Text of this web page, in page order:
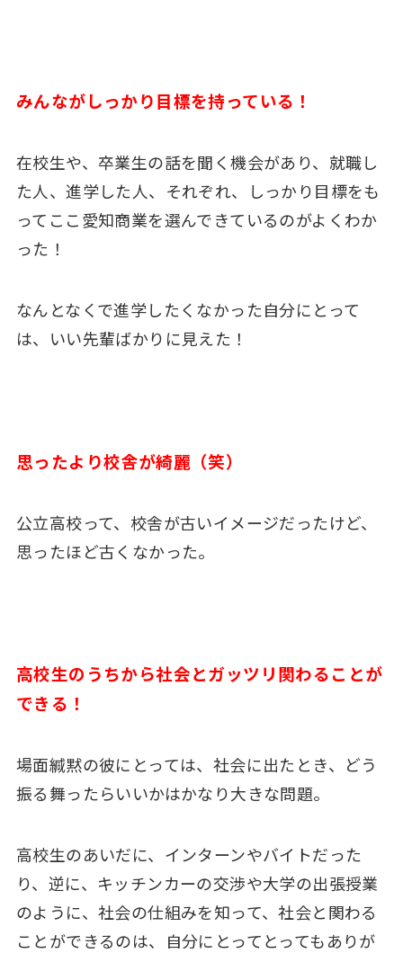
みんながしっかり目標を持っている！
在校生や、卒業生の話を聞く機会があり、就職し
た人、進学した人、それぞれ、しっかり目標をも
ってここ愛知商業を選んできているのがよくわか
った！
なんとなくで進学したくなかった自分にとって
は、いい先輩ばかりに見えた！
思ったより校舎が綺麗（笑）
公立高校って、校舎が古いイメージだったけど、
思ったほど古くなかった。
高校生のうちから社会とガッツリ関わることが
できる！
場面緘黙の彼にとっては、社会に出たとき、どう
振る舞ったらいいかはかなり大きな問題。
高校生のあいだに、インターンやバイトだった
り、逆に、キッチンカーの交渉や大学の出張授業
のように、社会の仕組みを知って、社会と関わる
ことができるのは、自分にとってとってもありが